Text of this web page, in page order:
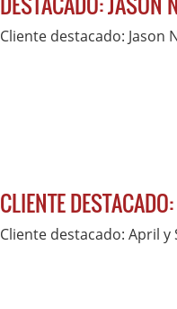
Cliente destacado: Jason
CLIENTE
Cliente destacado: April